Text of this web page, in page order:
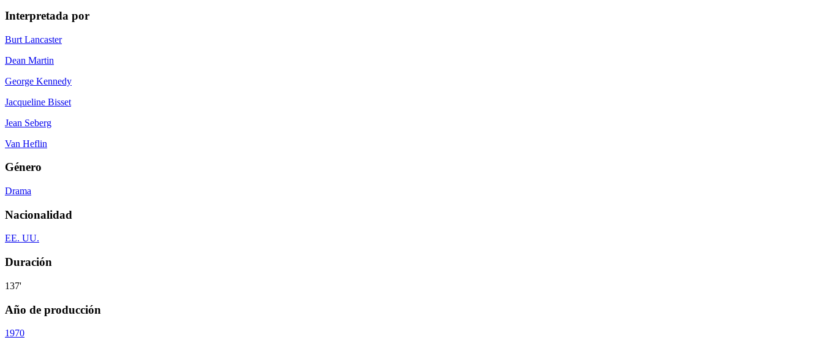
Interpretada por
Burt Lancaster
Dean Martin
George Kennedy
Jacqueline Bisset
Jean Seberg
Van Heflin
Género
Drama
Nacionalidad
EE. UU.
Duración
137'
Año de producción
1970